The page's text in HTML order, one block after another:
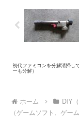
初代ファミコンを分解清掃し
ーも分解）
ホーム DIY
（ゲームソフト、ゲー